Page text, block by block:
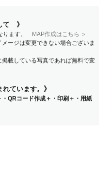
て 》
ります。 MAP作成はこちら ＞
ージは変更できない場合ございま
掲載している写真であれば無料で変
ています。》
・QRコード作成＋・印刷＋・用紙